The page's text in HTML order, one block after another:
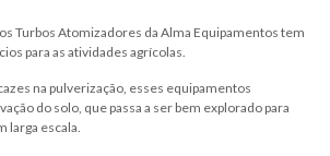
Turbos Atomizadores da Alma Equipamentos tem
para as atividades agrícolas.
na pulverização, esses equipamentos
do solo, que passa a ser bem explorado para
larga escala.